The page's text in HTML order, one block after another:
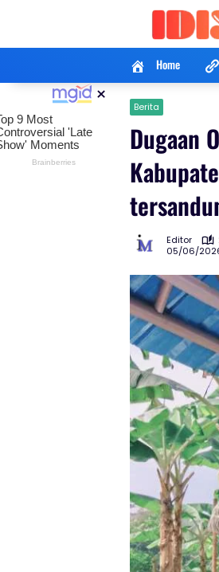
Home
× Berita
Dugaan
Editor
05/06/